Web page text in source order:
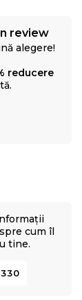
review
alegere!
reducere
cum îl
tine.